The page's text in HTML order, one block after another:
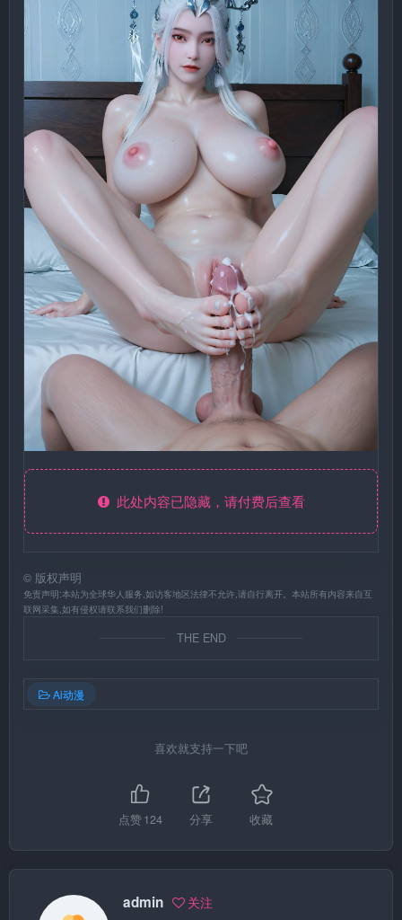
此处内容已隐藏，请付费后查看
© 版权声明
免责声明:本站为全球华人服务,如访客地区法律不允许,请自行离开。本站所有内容来自互
联网采集,如有侵权请联系我们删除!
THE END
Ai动漫
喜欢就支持一下吧
点赞124 分享 收藏
admin 关注